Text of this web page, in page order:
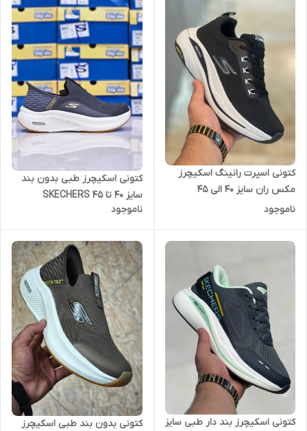
کتونی اسپرت رانینگ اسکیچرز
مکس ران سایز 40 الی 45
Skechers Max Run
ناموجود
کتونی اسکیچرز طبی بدون بند
سایز 40 تا 45 SKECHERS
ناموجود
کتونی اسکیچرز بند دار طبی سایز
کتونی بدون بند طبی اسکیچرز